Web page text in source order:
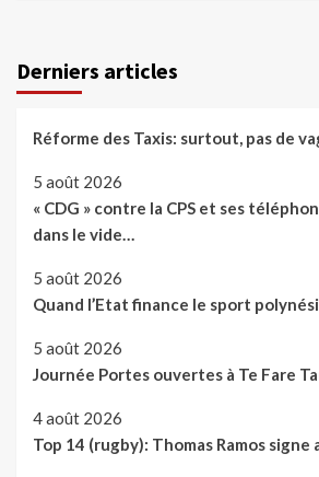
Derniers articles
Réforme des Taxis: surtout, pas de
5 août 2026
« CDG » contre la CPS et ses
dans le vide…
5 août 2026
Quand l’Etat finance le sport
5 août 2026
Journée Portes ouvertes à Te Fare
4 août 2026
Top 14 (rugby): Thomas Ramos signe